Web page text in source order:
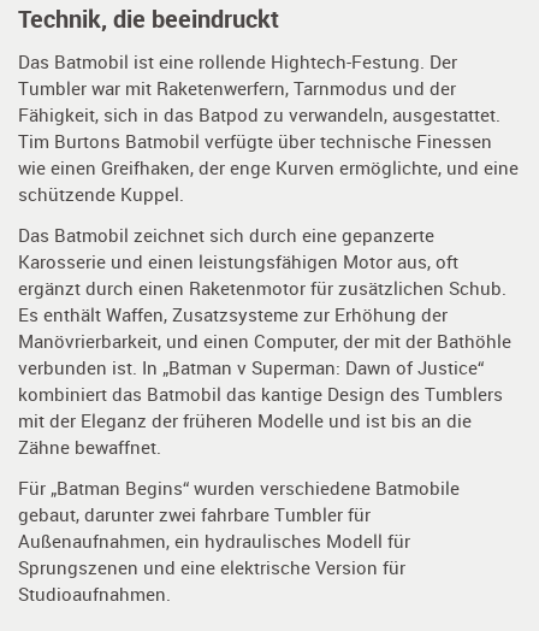
Technik, die beeindruckt
Das Batmobil ist eine rollende Hightech-Festung. Der
Tumbler war mit Raketenwerfern, Tarnmodus und der
Fähigkeit, sich in das Batpod zu verwandeln, ausgestattet.
Tim Burtons Batmobil verfügte über technische Finessen
wie einen Greifhaken, der enge Kurven ermöglichte, und eine
schützende Kuppel.
Das Batmobil zeichnet sich durch eine gepanzerte
Karosserie und einen leistungsfähigen Motor aus, oft
ergänzt durch einen Raketenmotor für zusätzlichen Schub.
Es enthält Waffen, Zusatzsysteme zur Erhöhung der
Manövrierbarkeit, und einen Computer, der mit der Bathöhle
verbunden ist. In „Batman v Superman: Dawn of Justice“
kombiniert das Batmobil das kantige Design des Tumblers
mit der Eleganz der früheren Modelle und ist bis an die
Zähne bewaffnet.
Für „Batman Begins“ wurden verschiedene Batmobile
gebaut, darunter zwei fahrbare Tumbler für
Außenaufnahmen, ein hydraulisches Modell für
Sprungszenen und eine elektrische Version für
Studioaufnahmen.